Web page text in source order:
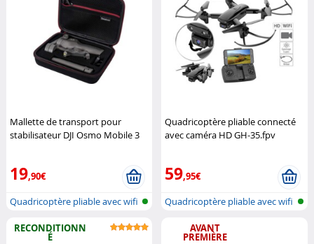
Mallette de transport pour
stabilisateur DJI Osmo Mobile 3
19,90€
Quadricoptère pliable avec wifi
Quadricoptère pliable connecté
avec caméra HD GH-35.fpv
59,95€
Quadricoptère pliable avec wifi
RECONDITIONN
É
AVANT
PREMIÈRE